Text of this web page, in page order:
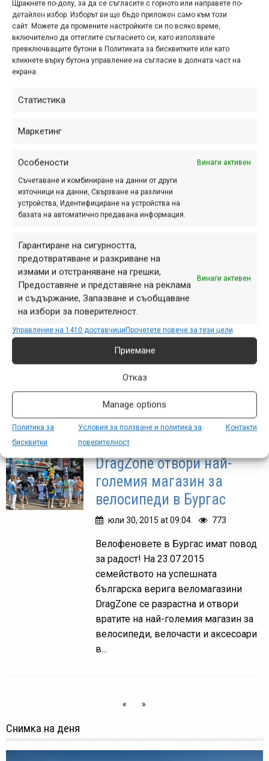
Щракнете по-долу, за да се съгласите с горното или направете по-
детайлен избор. Изборът ви ще бъде приложен само към този
сайт. Можете да промените настройките си по всяко време,
включително да оттеглите съгласието си, като използвате
превключващите бутони в Политиката за бисквитките или като
кликнете върху бутона управление на съгласие в долната част на
екрана.
Статистика
Маркетинг
Особености Винаги активен
Съчетаване и комбиниране на данни от други
източници на данни, Свързване на различни
устройства, Идентифициране на устройства на
базата на автоматично предавана информация.
Гарантиране на сигурността,
предотвратяване и разкриване на
измами и отстраняване на грешки,
Предоставяне и представяне на реклама
и съдържание, Запазване и съобщаване
на избори за поверителност.
Винаги активен
Управление на 1410 доставчициПрочетете повече за тези цели
Приемане
Отказ
Manage options
Политика за
бисквитки
Условия за ползване и политика за
поверителност
Контакти
новият изложбен център и сервиз
на марката. Събитието бе добре
прието, а магазинът и в следващите
дни бе със...
На 2 април веломагазин Maxbike
навършва 5 години. За своя рожден
ден Maxbike обявява празнична
акция от - 15 % на всички модели
DragZone България
отвори врати след
основно преустройство
мар. 21, 2016 at 10:17. 398
Десетки бяха гостите, които уважиха
официалното откриване на изцяло
обновения магазин Drag Zone
България.
DragZone отвори най-
големия магазин за
велосипеди в Бургас
юли 30, 2015 at 09:04. 773
Велофеновете в Бургас имат повод
за радост! На 23.07.2015
семейството на успешната
българска верига веломагазини
DragZone се разрастна и отвори
вратите на най-големия магазин за
велосипеди, велочасти и аксесоари
в...
« »
Снимка на деня